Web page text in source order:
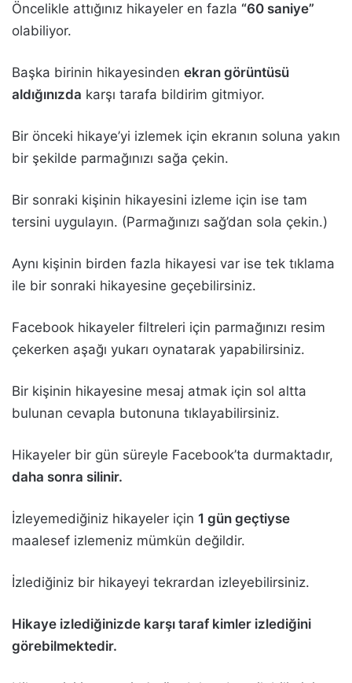
Öncelikle attığınız hikayeler en fazla “60 saniye”
olabiliyor.
Başka birinin hikayesinden ekran görüntüsü
aldığınızda karşı tarafa bildirim gitmiyor.
Bir önceki hikaye’yi izlemek için ekranın soluna yakın
bir şekilde parmağınızı sağa çekin.
Bir sonraki kişinin hikayesini izleme için ise tam
tersini uygulayın. (Parmağınızı sağ’dan sola çekin.)
Aynı kişinin birden fazla hikayesi var ise tek tıklama
ile bir sonraki hikayesine geçebilirsiniz.
Facebook hikayeler filtreleri için parmağınızı resim
çekerken aşağı yukarı oynatarak yapabilirsiniz.
Bir kişinin hikayesine mesaj atmak için sol altta
bulunan cevapla butonuna tıklayabilirsiniz.
Hikayeler bir gün süreyle Facebook’ta durmaktadır,
daha sonra silinir.
İzleyemediğiniz hikayeler için 1 gün geçtiyse
maalesef izlemeniz mümkün değildir.
İzlediğiniz bir hikayeyi tekrardan izleyebilirsiniz.
Hikaye izlediğinizde karşı taraf kimler izlediğini
görebilmektedir.